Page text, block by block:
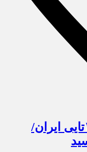
پوستر ویژه برای ستاره ۱۰۰تایی ایران/